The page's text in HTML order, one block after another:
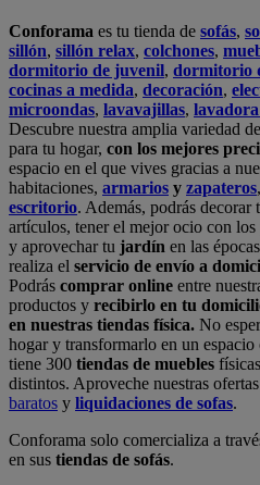
Conforama es tu tienda de sofás,
sillón, sillón relax, colchones,
dormitorio de juvenil, dormitorio
cocinas a medida, decoración,
microondas, lavavajillas,
Descubre nuestra amplia variedad
para tu hogar, con los mejores
espacio en el que vives gracias a
habitaciones, armarios y zapateros,
escritorio. Además, podrás decorar
artículos, tener el mejor ocio con los
y aprovechar tu jardín en las
realiza el servicio de envío a
Podrás comprar online entre
productos y recibirlo en tu
en nuestras tiendas física. No
hogar y transformarlo en un
tiene 300 tiendas de muebles
distintos. Aproveche nuestras
baratos y liquidaciones de sofas.
Conforama solo comercializa a
en sus tiendas de sofás.